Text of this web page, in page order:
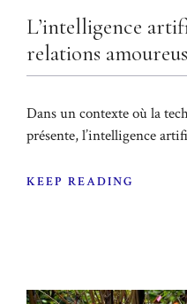
L’intelligence
relations
Dans un contexte où la
présente, l’intelligence
KEEP READING